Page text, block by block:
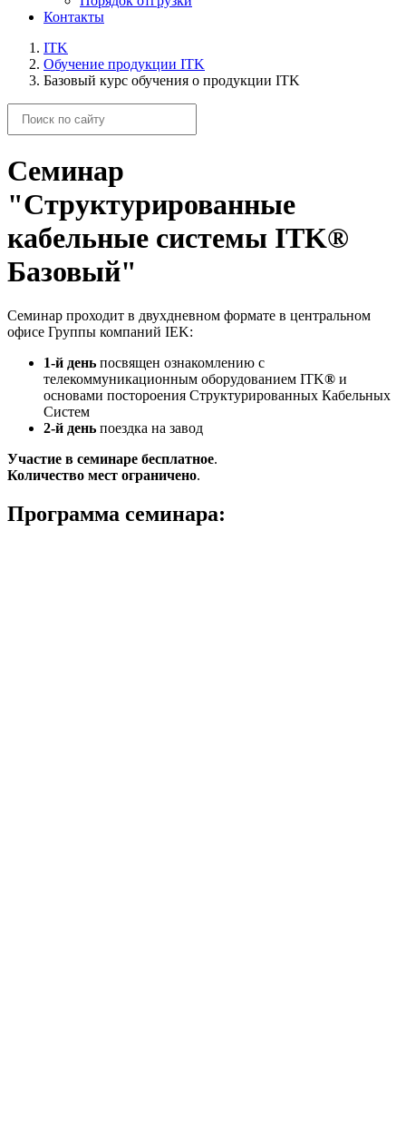
Контакты
ITK
Обучение продукции ITK
Базовый курс обучения о продукции ITK
Семинар
"Структурированные
кабельные системы ITK®
Базовый"
Семинар проходит в двухдневном формате в центральном
офисе Группы компаний IEK:
1-й день посвящен ознакомлению с
телекоммуникационным оборудованием ITK® и
основами постороения Структурированных Кабельных
Систем
2-й день поездка на завод
Участие в семинаре бесплатное.
Количество мест ограничено.
Программа семинара: